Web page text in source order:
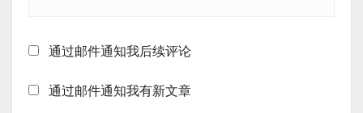
通过邮件通知我后续评论
通过邮件通知我有新文章